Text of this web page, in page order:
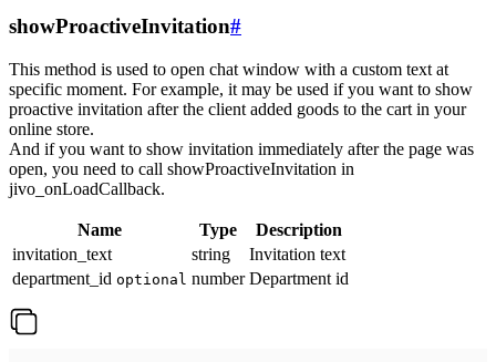
showProactiveInvitation#
This method is used to open chat window with a custom text at
specific moment. For example, it may be used if you want to show
proactive invitation after the client added goods to the cart in your
online store.
And if you want to show invitation immediately after the page was
open, you need to call showProactiveInvitation in
jivo_onLoadCallback.
Name Type
Description
invitation_text
string
Invitation text
department_id optional number Department id